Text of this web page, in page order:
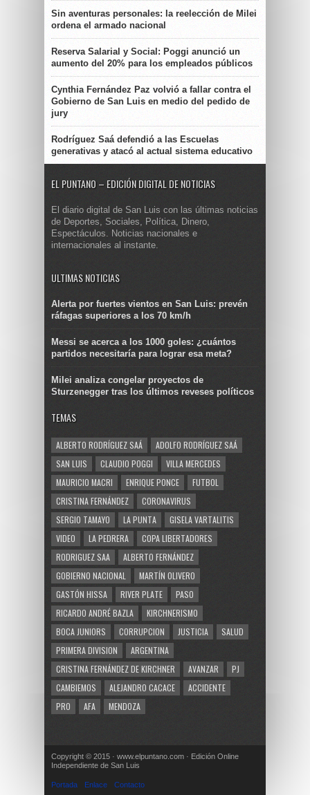
Sin aventuras personales: la reelección de Milei
ordena el armado nacional
Reserva Salarial y Social: Poggi anunció un
aumento del 20% para los empleados públicos
Cynthia Fernández Paz volvió a fallar contra el
Gobierno de San Luis en medio del pedido de
jury
Rodríguez Saá defendió a las Escuelas
generativas y atacó al actual sistema educativo
EL PUNTANO – EDICIÓN DIGITAL DE NOTICIAS
El diario digital de San Luis con las últimas noticias
de Deportes, Sociales, Política, Dinero,
Espectáculos. Noticias nacionales e
internacionales al instante.
ULTIMAS NOTICIAS
Alerta por fuertes vientos en San Luis: prevén
ráfagas superiores a los 70 km/h
Messi se acerca a los 1000 goles: ¿cuántos
partidos necesitaría para lograr esa meta?
Milei analiza congelar proyectos de
Sturzenegger tras los últimos reveses políticos
TEMAS
ALBERTO RODRÍGUEZ SAÁ
ADOLFO RODRÍGUEZ SAÁ
SAN LUIS
CLAUDIO POGGI
VILLA MERCEDES
MAURICIO MACRI
ENRIQUE PONCE
FUTBOL
CRISTINA FERNÁNDEZ
CORONAVIRUS
SERGIO TAMAYO
LA PUNTA
GISELA VARTALITIS
VIDEO
LA PEDRERA
COPA LIBERTADORES
RODRIGUEZ SAA
ALBERTO FERNÁNDEZ
GOBIERNO NACIONAL
MARTÍN OLIVERO
GASTÓN HISSA
RIVER PLATE
PASO
RICARDO ANDRÉ BAZLA
KIRCHNERISMO
BOCA JUNIORS
CORRUPCION JUSTICIA
SALUD
PRIMERA DIVISION
ARGENTINA
CRISTINA FERNÁNDEZ DE KIRCHNER
AVANZAR
PJ
CAMBIEMOS
ALEJANDRO CACACE
ACCIDENTE
PRO
AFA MENDOZA
Copyright © 2015 · www.elpuntano.com · Edición Online
Independiente de San Luis
Portada Enlace Contacto